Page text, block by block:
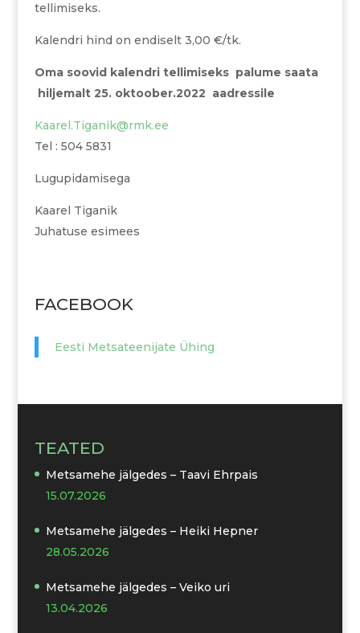
tellimiseks.
Kalendri hind on endiselt 3,00 €/tk.
Oma soovid kalendri tellimiseks palume saata
hiljemalt 25. oktoober.2022 aadressile
Kaarel.Tiganik@rmk.ee
Tel : 504 5831
Lugupidamisega
Kaarel Tiganik
Juhatuse esimees
FACEBOOK
Eesti Metsateenijate Ühing
TEATED
Metsamehe jälgedes – Taavi Ehrpais
15.07.2026
Metsamehe jälgedes – Heiki Hepner
28.05.2026
Metsamehe jälgedes – Veiko uri
13.04.2026